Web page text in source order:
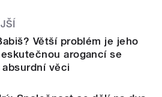
Větší problém je jeho
arogancí se
věci